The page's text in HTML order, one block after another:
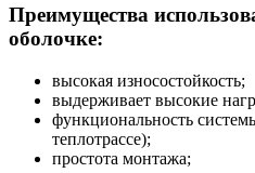
Преимущества
оболочке:
высокая износостойкость;
выдерживает высокие
функциональность
теплотрассе);
простота монтажа;